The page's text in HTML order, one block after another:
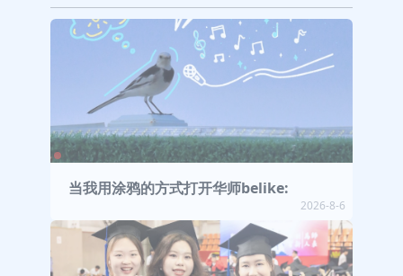
当我用涂鸦的方式打开华师belike:
2026-8-6